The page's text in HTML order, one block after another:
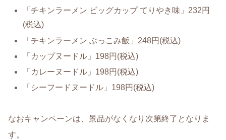
「チキンラーメン ビッグカップ てりやき味」232円
(税込)
「チキンラーメン ぶっこみ飯」248円(税込)
「カップヌードル」198円(税込)
「カレーヌードル」198円(税込)
「シーフードヌードル」198円(税込)
なおキャンペーンは、景品がなくなり次第終了となりま
す。